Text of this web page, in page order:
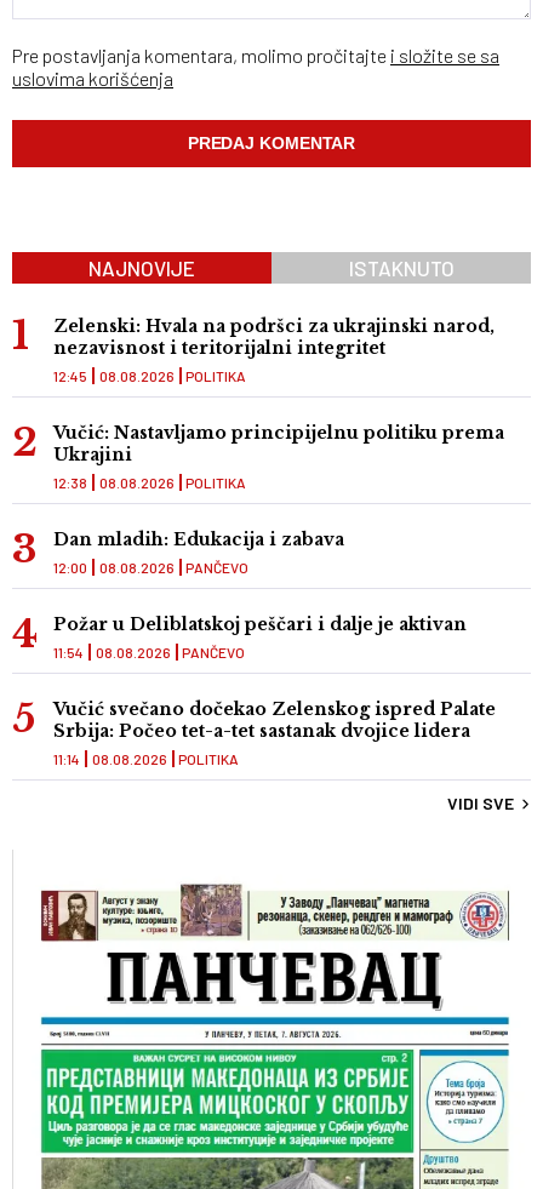
Pre postavljanja komentara, molimo pročitajte i složite se sa
uslovima korišćenja
NAJNOVIJE ISTAKNUTO
Zelenski: Hvala na podršci za ukrajinski narod,
nezavisnost i teritorijalni integritet
POLITIKA
12:45 08.08.2026
Vučić: Nastavljamo principijelnu politiku prema
Ukrajini
POLITIKA
12:38 08.08.2026
Dan mladih: Edukacija i zabava
PANČEVO
12:00 08.08.2026
Požar u Deliblatskoj peščari i dalje je aktivan
PANČEVO
11:54 08.08.2026
Vučić svečano dočekao Zelenskog ispred Palate
Srbija: Počeo tet-a-tet sastanak dvojice lidera
POLITIKA
11:14 08.08.2026
VIDI SVE